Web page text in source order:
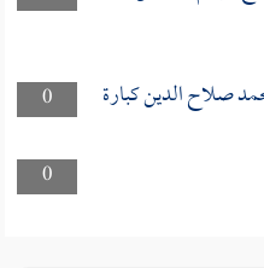
0
صلاح الدين كبارة
0